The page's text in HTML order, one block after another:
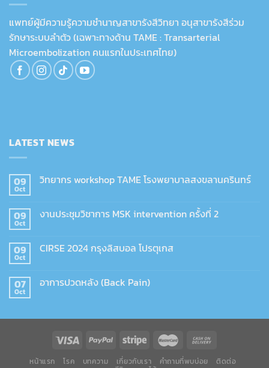
แพทย์ผู้มีความรู้ความชำนาญสาขารังสีวิทยา อนุสาขารังสีร่วม
รักษาระบบลำตัว (เฉพาะทางด้าน TAME : Transarterial
Microembolization คนแรกในประเทศไทย)
LATEST NEWS
09
Oct
วิทยากร workshop TAME โรงพยาบาลสงขลานครินทร์
09
Oct
งานประชุมวิชาการ MSK intervention ครั้งที่ 2
09
Oct
CIRSE 2024 กรุงลิสบอล โปรตุเกส
07
Oct
อาการปวดหลัง (Back Pain)
หน้าแรก โรค บทความ เกี่ยวกับเรา คำถามที่พบบ่อย ติดต่อ